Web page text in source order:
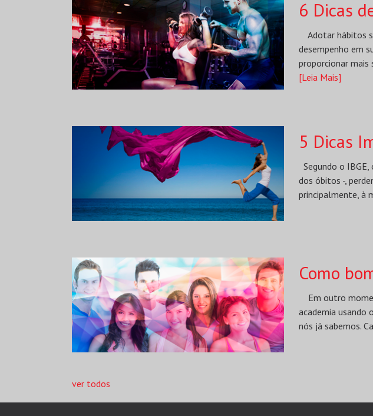
6 Dicas
Adotar hábitos
desempenho em
proporcionar mais
[Leia Mais]
5 Dicas
Segundo o
dos óbitos -,
principalmente, à
Como
Em outro
academia usando
nós já sabemos.
ver todos